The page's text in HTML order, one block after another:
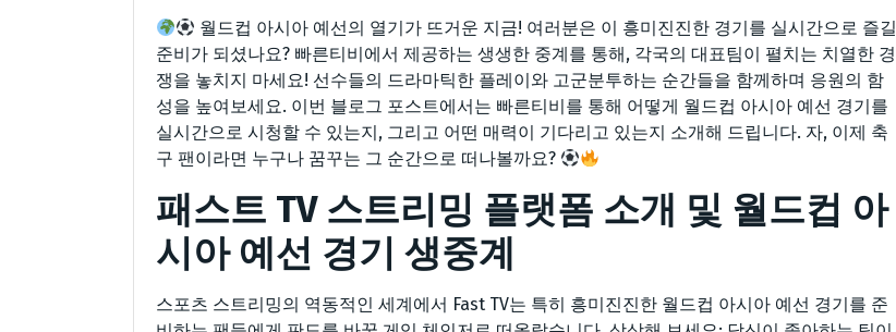
월드컵 아시아 예선의 열기가 뜨거운 지금! 여러분은 이 흥미진진한 경기를 실시간으로 즐길
준비가 되셨나요? 빠른티비에서 제공하는 생생한 중계를 통해, 각국의 대표팀이 펼치는 치열한 경
쟁을 놓치지 마세요! 선수들의 드라마틱한 플레이와 고군분투하는 순간들을 함께하며 응원의 함
성을 높여보세요. 이번 블로그 포스트에서는 빠른티비를 통해 어떻게 월드컵 아시아 예선 경기를
실시간으로 시청할 수 있는지, 그리고 어떤 매력이 기다리고 있는지 소개해 드립니다. 자, 이제 축
구 팬이라면 누구나 꿈꾸는 그 순간으로 떠나볼까요?
패스트 TV 스트리밍 플랫폼 소개 및 월드컵 아
시아 예선 경기 생중계
스포츠 스트리밍의 역동적인 세계에서 Fast TV는 특히 흥미진진한 월드컵 아시아 예선 경기를 준